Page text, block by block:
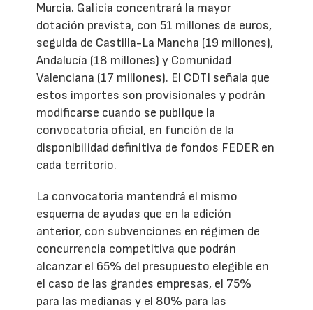
Murcia. Galicia concentrará la mayor
dotación prevista, con 51 millones de euros,
seguida de Castilla-La Mancha (19 millones),
Andalucía (18 millones) y Comunidad
Valenciana (17 millones). El CDTI señala que
estos importes son provisionales y podrán
modificarse cuando se publique la
convocatoria oficial, en función de la
disponibilidad definitiva de fondos FEDER en
cada territorio.
La convocatoria mantendrá el mismo
esquema de ayudas que en la edición
anterior, con subvenciones en régimen de
concurrencia competitiva que podrán
alcanzar el 65% del presupuesto elegible en
el caso de las grandes empresas, el 75%
para las medianas y el 80% para las